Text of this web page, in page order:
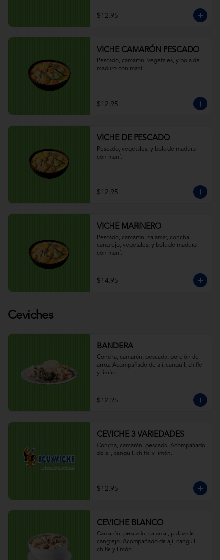
$12.95
VICHE CAMARÓN PESCADO
Pescado, camarón, vegetales, y bola de
maduro con maní.
$12.95
VICHE DE PESCADO
Pescado, vegetales, y bola de maduro
con maní.
$12.95
VICHE MARINERO
Pescado, camarón, calamar, concha,
cangrejo, vegetales, y bola de maduro
con maní.
$14.95
Ceviches
BANDERA
Concha, camarón, pescado, porción de
arroz. Acompañado de ají, canguil, chifle
y limón.
$12.95
CEVICHE 3 VARIEDADES
Concha, camarón, pescado. Acompañado
de ají, canguil, chifle y limón.
$12.95
CEVICHE BLANCO
Camarón, pescado, calamar, pulpa de
cangrejo. Acompañado de ají, canguil,
chifle y limón.